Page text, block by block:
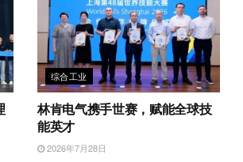
综合工业
林肯电气携手世赛，赋能全球技
能英才
2026年7月28日